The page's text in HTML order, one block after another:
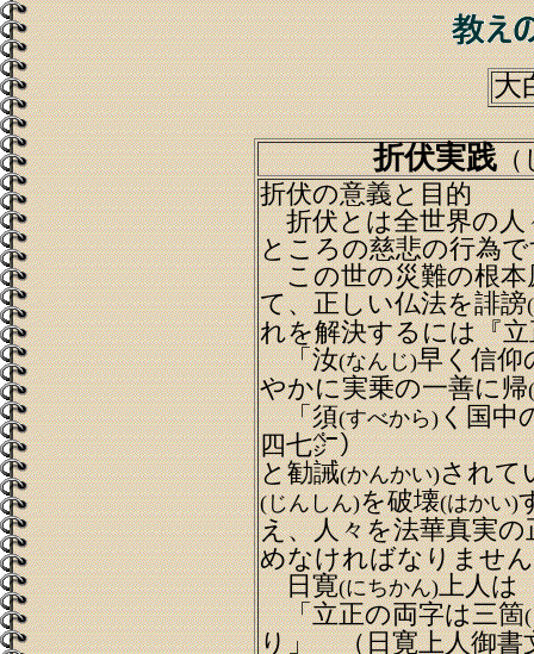
大
折伏実践（
折伏の意義と目的
折伏とは全世界の人
ところの慈悲の行為
この世の災難の根本
て、正しい仏法を誹謗
れを解決するには『
「汝(なんじ)早く信仰
やかに実乗の一善に帰
「須(すべから)く国中
四七㌻）
と勧誡(かんかい)されて
(じんしん)を破壊(はかい)
え、人々を法華真実の
めなければなりませ
日寛(にちかん)上人は
「立正の両字は三箇
り」 （日寛上人御